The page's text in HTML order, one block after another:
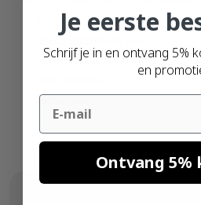
102mm x 102mm
Permanente lijm
25mm kern
Je eerste
Schrijf je in en ontvang 5%
en
Email
Ontvang 5%